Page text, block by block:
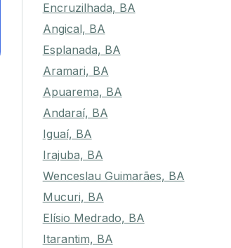
Encruzilhada, BA
Angical, BA
Esplanada, BA
Aramari, BA
Apuarema, BA
Andaraí, BA
Iguaí, BA
Irajuba, BA
Wenceslau Guimarães, BA
Mucuri, BA
Elísio Medrado, BA
Itarantim, BA